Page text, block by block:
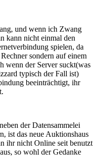
und wenn ich Zwang
kann nicht einmal den
spielen, da
sondern auf einem
wenn der Server suckt(was
typisch der Fall ist)
beeinträchtigt, ihr
der Datensammelei
ist das neue Auktionshaus
ihr nicht Online seit benutzt
so wohl der Gedanke